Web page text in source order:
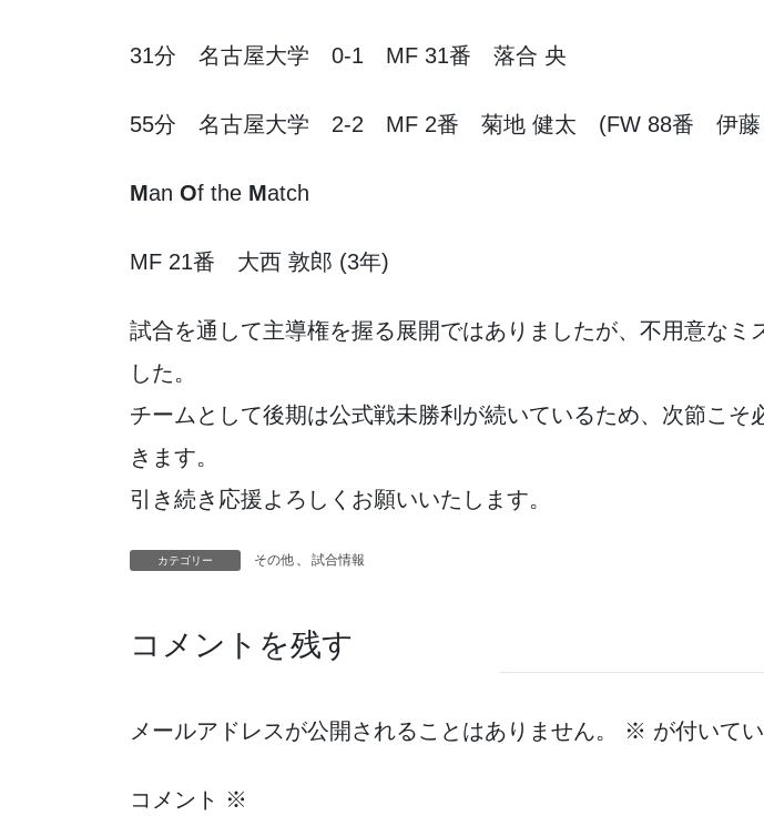
31分 名古屋大学 0-1 MF 31番 落合 央
55分 名古屋大学 2-2 MF 2番 菊地 健太 (FW 88番 伊藤
Man Of the Match
MF 21番 大西 敦郎 (3年)
試合を通して主導権を握る展開ではありましたが、不用意な
した。
チームとして後期は公式戦未勝利が続いているため、次節こ
きます。
引き続き応援よろしくお願いいたします。
カテゴリー その他 、 試合情報
コメントを残す
メールアドレスが公開されることはありません。 ※ が付いて
コメント ※